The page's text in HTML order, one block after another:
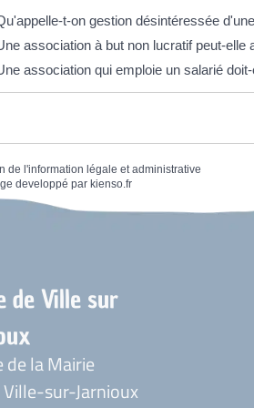
t-on gestion désintéressée
association à but non lucratif peut-
association qui emploie un salarié
de l'information légale et administrative
developpé par kienso.fr
de Ville sur
de la Mairie
sur-Jarnioux